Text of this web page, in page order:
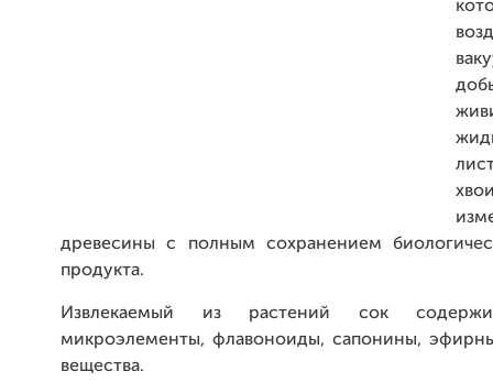
древесины с полным сохранением
продукта.
Извлекаемый из растений сок
микроэлементы, флавоноиды, сапонины,
вещества.